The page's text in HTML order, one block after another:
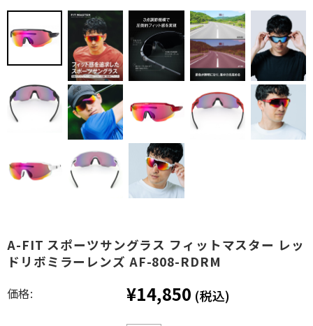
A-FIT スポーツサングラス フィットマスター レッ
ドリボミラーレンズ AF-808-RDRM
価格: ¥14,850 (税込)